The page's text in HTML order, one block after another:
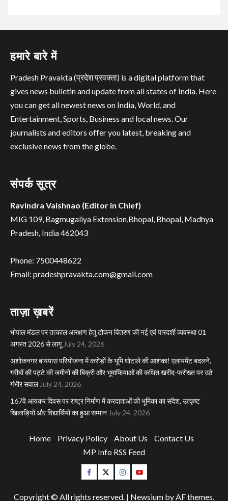
हमारे बारे में
Pradesh Pravakta (प्रदेश प्रवक्ता) is a digital platform that
gives news bulletin and update from all states of India. Here
you can get all newest news on India, World, and
Entertainment, Sports, Business and local news. Our
journalists and editors offer you latest, breaking and
exclusive news from the globe.
संपर्क सूत्र
Ravindra Vaishnao (Editor in Chief)
MIG 109, Bagmugaliya Extension,Bhopal, Bhopal, Madhya
Pradesh, India 462043
Phone: 7500448622
Email: pradeshpravakta.com@gmail.com
ताज़ा ख़बरें
भोपाल मंडल पर तत्काल आरक्षण हेतु टोकन वितरण की नई एवं पारदर्शी व्यवस्था 01
अगस्त 2026 से लागू July 24, 2026
अशोकनगर बायपास परियोजना में करोड़ों के भूमि घोटाले की आशंका! एलायमेंट बदलने,
गरीबों की पट्टे की जमीनों की बिक्री और भूमाफियाओं की कथित खरीद-फरोख्त पर उठे
गंभीर सवाल July 24, 2026
167वें आयकर दिवस पर राष्ट्र निर्माण में करदाताओं की भूमिका का संदेश, उत्कृष्ट
खिलाड़ियों और विद्यार्थियों का हुआ सम्मान July 24, 2026
Home Privacy Policy About Us
Contact Us
MP Info RSS Feed
Facebook
TwitterInstagram
Youtube
Copyright © All rights reserved. | Newsium by AF themes.